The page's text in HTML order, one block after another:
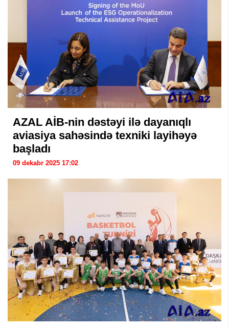
AZAL AİB-nin dəstəyi ilə dayanıqlı
aviasiya sahəsində texniki layihəyə
başladı
09 dekabr 2025 17:02